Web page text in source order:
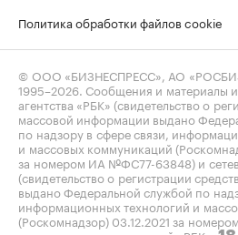
Политика обработки файлов cookie
© ООО «БИЗНЕСПРЕСС», АО
1995–2026 . Сообщения и материалы
агентства «РБК» (свидетельство о
массовой информации выдано
по надзору в сфере связи,
и массовых коммуникаций
за номером ИА №ФС77-63848) и
(свидетельство о регистрации
выдано Федеральной службой по
информационных технологий и
(Роскомнадзор) 03.12.2021 за